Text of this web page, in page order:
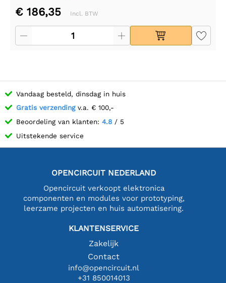
€ 186,35 Incl. BTW
Vandaag besteld, dinsdag in huis
Gratis verzendingv.a. € 100,-
Beoordeling van klanten: 4.8 / 5
Uitstekende service
OPENCIRCUIT NEDERLAND
Opencircuit verkoopt elektronica
componenten en modules voor prototyping,
leerzame projecten en huis automatisering.
KLANTENSERVICE
Zakelijk
Contact
info@opencircuit.nl
+31 850014013